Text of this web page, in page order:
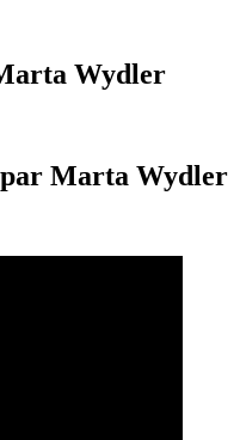
Wydler
Marta Wydler